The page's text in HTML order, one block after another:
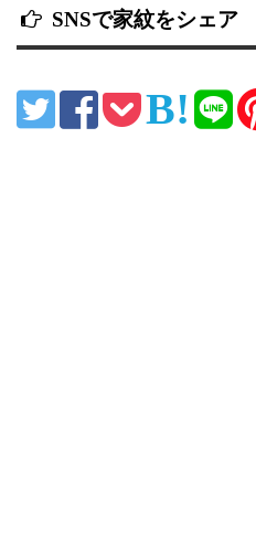
SNSで家紋をシェア